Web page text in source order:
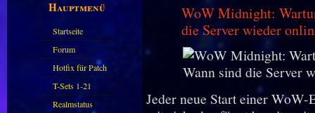
Hauptmenü
Startseite
Forum
Hotfix für Patch
11.X
T-Sets 1-21
Realmstatus
WoW Midnight:
die Server wieder
Jeder neue Start einer